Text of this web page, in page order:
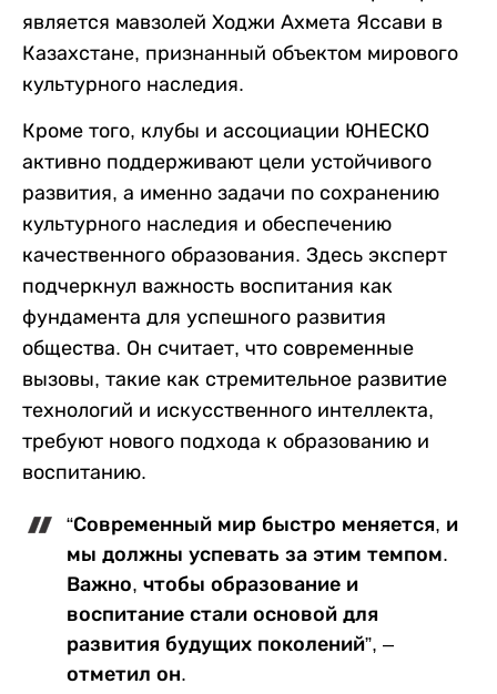
является мавзолей Ходжи Ахмета Яссави в
Казахстане, признанный объектом мирового
культурного наследия.
Кроме того, клубы и ассоциации ЮНЕСКО
активно поддерживают цели устойчивого
развития, а именно задачи по сохранению
культурного наследия и обеспечению
качественного образования. Здесь эксперт
подчеркнул важность воспитания как
фундамента для успешного развития
общества. Он считает, что современные
вызовы, такие как стремительное развитие
технологий и искусственного интеллекта,
требуют нового подхода к образованию и
воспитанию.
“Современный мир быстро меняется, и
мы должны успевать за этим темпом.
Важно, чтобы образование и
воспитание стали основой для
развития будущих поколений”, –
отметил он.